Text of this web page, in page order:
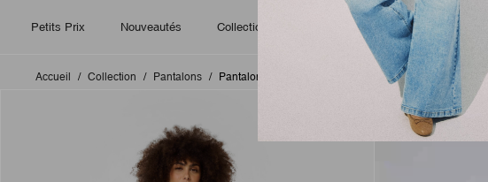
Petits Prix Nouveautés Collection
Accueil Collection Pantalons Pantalon large taille haute vert olive femme - olivia page